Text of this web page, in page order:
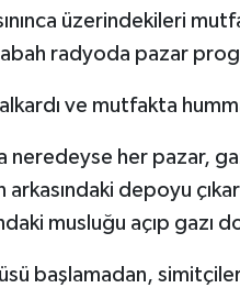
üzerindekileri
radyoda pazar
ve mutfakta
neredeyse her pazar,
arkasındaki depoyu
musluğu açıp gazı
başlamadan,